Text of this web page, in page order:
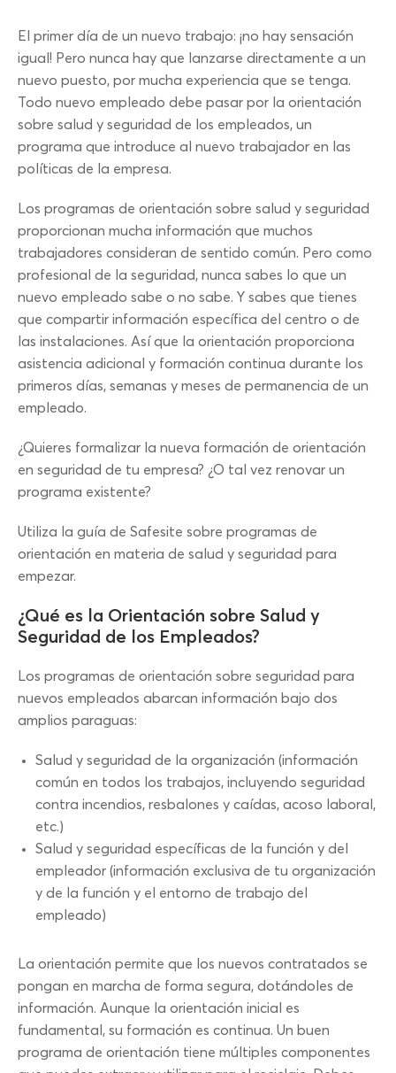
El primer día de un nuevo trabajo: ¡no hay sensación
igual! Pero nunca hay que lanzarse directamente a un
nuevo puesto, por mucha experiencia que se tenga.
Todo nuevo empleado debe pasar por la orientación
sobre salud y seguridad de los empleados, un
programa que introduce al nuevo trabajador en las
políticas de la empresa.
Los programas de orientación sobre salud y seguridad
proporcionan mucha información que muchos
trabajadores consideran de sentido común. Pero como
profesional de la seguridad, nunca sabes lo que un
nuevo empleado sabe o no sabe. Y sabes que tienes
que compartir información específica del centro o de
las instalaciones. Así que la orientación proporciona
asistencia adicional y formación continua durante los
primeros días, semanas y meses de permanencia de un
empleado.
¿Quieres formalizar la nueva formación de orientación
en seguridad de tu empresa? ¿O tal vez renovar un
programa existente?
Utiliza la guía de Safesite sobre programas de
orientación en materia de salud y seguridad para
empezar.
¿Qué es la Orientación sobre Salud y
Seguridad de los Empleados?
Los programas de orientación sobre seguridad para
nuevos empleados abarcan información bajo dos
amplios paraguas:
Salud y seguridad de la organización (información
común en todos los trabajos, incluyendo seguridad
contra incendios, resbalones y caídas, acoso laboral,
etc.)
Salud y seguridad específicas de la función y del
empleador (información exclusiva de tu organización
y de la función y el entorno de trabajo del
empleado)
La orientación permite que los nuevos contratados se
pongan en marcha de forma segura, dotándoles de
información. Aunque la orientación inicial es
fundamental, su formación es continua. Un buen
programa de orientación tiene múltiples componentes